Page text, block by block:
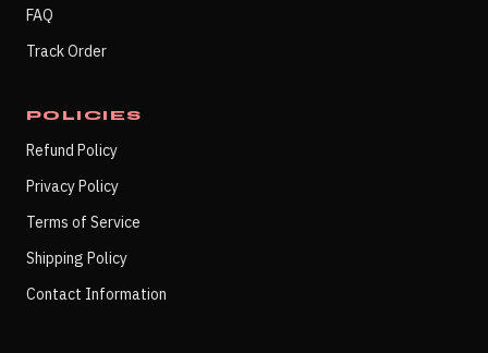
FAQ
Track Order
POLICIES
Refund Policy
Privacy Policy
Terms of Service
Shipping Policy
Contact Information